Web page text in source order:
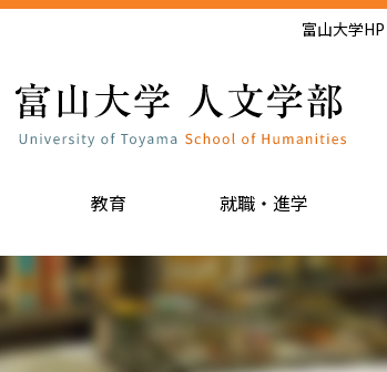
富山大学HP
教育 就職・進学